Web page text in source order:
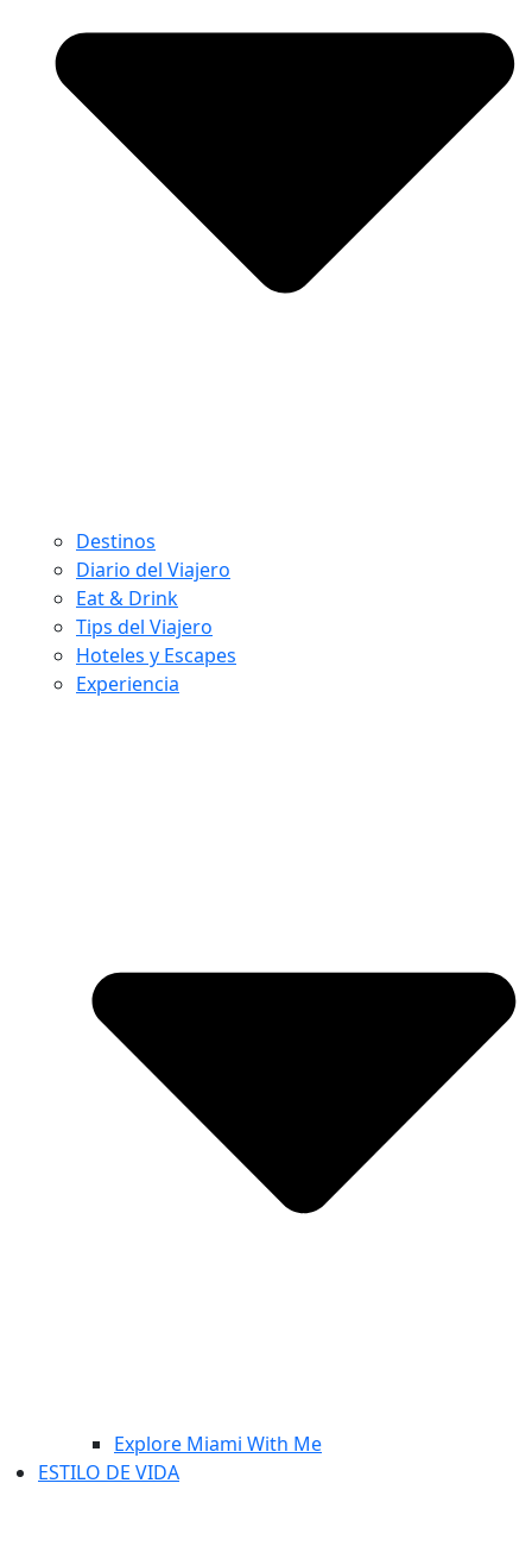
Destinos
Diario del Viajero
Eat & Drink
Tips del Viajero
Hoteles y Escapes
Experiencia
Explore Miami With Me
ESTILO DE VIDA